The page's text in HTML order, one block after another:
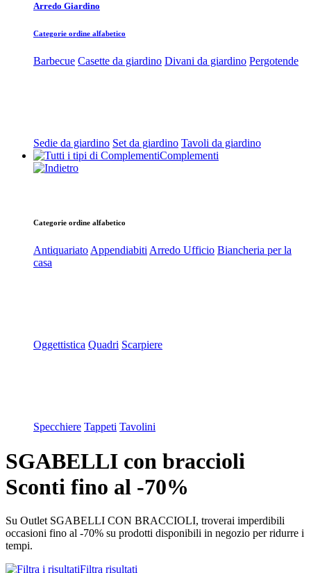
Arredo Giardino
Categorie ordine alfabetico
Barbecue Casette da giardino Divani da giardino Pergotende
Sedie da giardino Set da giardino Tavoli da giardino
Complementi
Categorie ordine alfabetico
Antiquariato Appendiabiti Arredo Ufficio Biancheria per la
casa
Oggettistica Quadri Scarpiere
Specchiere Tappeti Tavolini
SGABELLI con braccioli
Sconti fino al -70%
Su Outlet SGABELLI CON BRACCIOLI, troverai imperdibili
occasioni fino al -70% su prodotti disponibili in negozio per ridurre i
tempi.
Filtra risultati